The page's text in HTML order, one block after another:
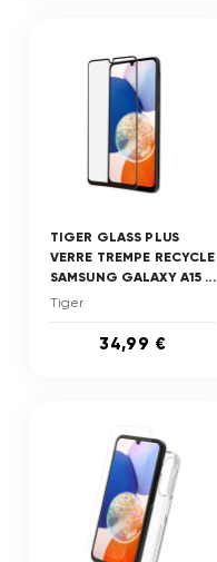
TIGER GLASS PLUS
VERRE TREMPE RECYCLE
SAMSUNG GALAXY A15 ...
Tiger
34,99 €